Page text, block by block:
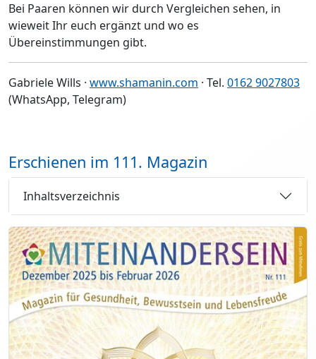
Bei Paaren können wir durch Vergleichen sehen, in
wieweit Ihr euch ergänzt und wo es
Übereinstimmungen gibt.
Gabriele Wills · www.shamanin.com · Tel. 0162 9027803
(WhatsApp, Telegram)
Erschienen im 111. Magazin
Inhaltsverzeichnis